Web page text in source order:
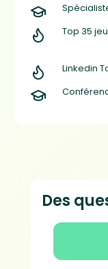
Top 35
Linkedin
Des